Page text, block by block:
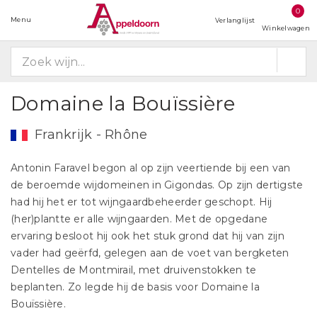
Menu Verlanglijst
0
Winkelwagen
Domaine la Bouïssière
Frankrijk - Rhône
Antonin Faravel begon al op zijn veertiende bij een van
de beroemde wijdomeinen in Gigondas. Op zijn dertigste
had hij het er tot wijngaardbeheerder geschopt. Hij
(her)plantte er alle wijngaarden. Met de opgedane
ervaring besloot hij ook het stuk grond dat hij van zijn
vader had geërfd, gelegen aan de voet van bergketen
Dentelles de Montmirail, met druivenstokken te
beplanten. Zo legde hij de basis voor Domaine la
Bouïssière.